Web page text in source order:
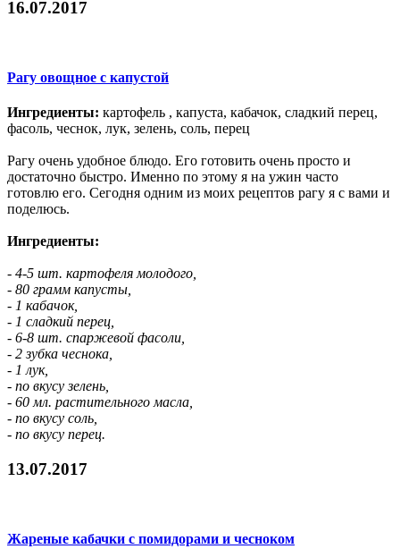
16.07.2017
Рагу овощное с капустой
Ингредиенты: картофель , капуста, кабачок, сладкий перец,
фасоль, чеснок, лук, зелень, соль, перец
Рагу очень удобное блюдо. Его готовить очень просто и
достаточно быстро. Именно по этому я на ужин часто
готовлю его. Сегодня одним из моих рецептов рагу я с вами и
поделюсь.
Ингредиенты:
- 4-5 шт. картофеля молодого,
- 80 грамм капусты,
- 1 кабачок,
- 1 сладкий перец,
- 6-8 шт. спаржевой фасоли,
- 2 зубка чеснока,
- 1 лук,
- по вкусу зелень,
- 60 мл. растительного масла,
- по вкусу соль,
- по вкусу перец.
13.07.2017
Жареные кабачки с помидорами и чесноком